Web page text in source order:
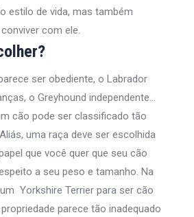
estilo de vida, mas também
com ele.
ser obediente, o Labrador
o Greyhound independente…
cão pode ser classificado tão
uma raça deve ser escolhida
que você quer que seu cão
a seu peso e tamanho. Na
Yorkshire Terrier para ser cão
parece tão inadequado